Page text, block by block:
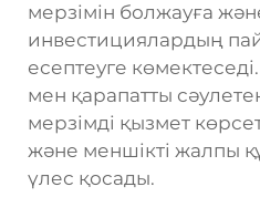
мерзімін болжауға
инвестициялардың
есептеуге
мен қарапатты
мерзімді қызмет
және меншікті жалпы
үлес қосады.